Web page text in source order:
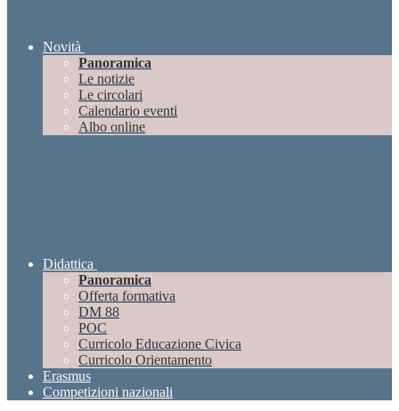
Novità
Panoramica
Le notizie
Le circolari
Calendario eventi
Albo online
Didattica
Panoramica
Offerta formativa
DM 88
POC
Curricolo Educazione Civica
Curricolo Orientamento
Erasmus
Competizioni nazionali